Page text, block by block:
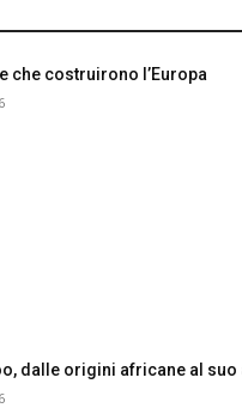
che costruirono l’Europa
dalle origini africane al